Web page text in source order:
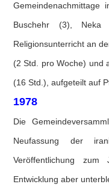
Buschehr (3),
Religionsunterricht an
(2 Std. pro Woche) und
(16 Std.), aufgeteilt auf
1978
Die
Neufassung der
Veröffentlichung zum
Entwicklung aber